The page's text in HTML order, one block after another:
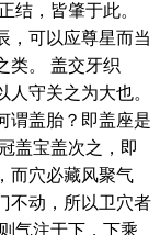
结，皆肇于此。
，可以应尊星而当
类。 盖交牙织
守关之为大也。
谓盖胎？即盖座是
盖宝盖次之，即
而穴必藏风聚气
不动，所以卫穴者
气注于下，下乘